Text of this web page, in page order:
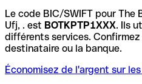
Le code BIC/SWIFT pour The
Ufj, . est BOTKPTP1XXX. Ils
différents services.
destinataire ou la banque.
Économisez de l'argent sur